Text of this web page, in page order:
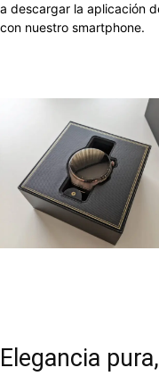
a descargar la aplicación
con nuestro smartphone.
Elegancia